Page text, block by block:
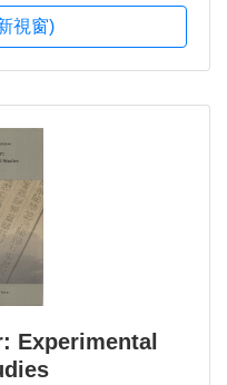
視窗)
Experimental